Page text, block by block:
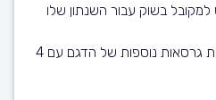
בשוק עבור השנתון שלו
רכב זה בעל 5 מושבים. קיימות גרסאות נוספות של הדגם עם 4